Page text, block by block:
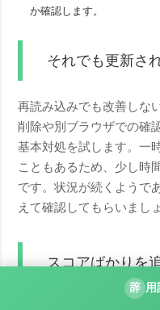
か確認します。
それでも更新さ
再読み込みでも改善しな
削除や別ブラウザでの確
基本対処を試します。一
こともあるため、少し時
です。状況が続くようで
えて確認してもらいまし
スコアばかりを
辞 用